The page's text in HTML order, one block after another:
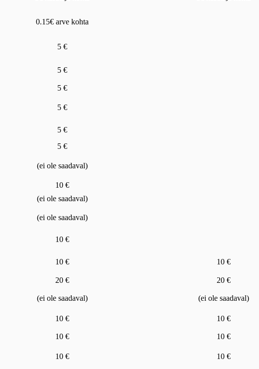
0.15€ arve kohta
5 €
5 €
5 €
5 €
5 €
5 €
(ei ole saadaval)
10 €
(ei ole saadaval)
(ei ole saadaval)
10 €
10 € 10 €
20 € 20 €
(ei ole saadaval) (ei ole saadaval)
10 € 10 €
10 € 10 €
10 € 10 €